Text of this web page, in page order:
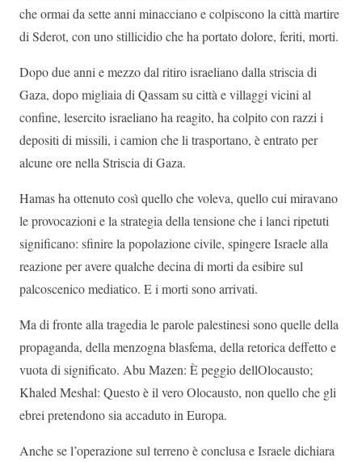
che ormai da sette anni minacciano e colpiscono la città martire
di Sderot, con uno stillicidio che ha portato dolore, feriti, morti.
Dopo due anni e mezzo dal ritiro israeliano dalla striscia di
Gaza, dopo migliaia di Qassam su città e villaggi vicini al
confine, lesercito israeliano ha reagito, ha colpito con razzi i
depositi di missili, i camion che li trasportano, è entrato per
alcune ore nella Striscia di Gaza.
Hamas ha ottenuto così quello che voleva, quello cui miravano
le provocazioni e la strategia della tensione che i lanci ripetuti
significano: sfinire la popolazione civile, spingere Israele alla
reazione per avere qualche decina di morti da esibire sul
palcoscenico mediatico. E i morti sono arrivati.
Ma di fronte alla tragedia le parole palestinesi sono quelle della
propaganda, della menzogna blasfema, della retorica deffetto e
vuota di significato. Abu Mazen: È peggio dellOlocausto;
Khaled Meshal: Questo è il vero Olocausto, non quello che gli
ebrei pretendono sia accaduto in Europa.
Anche se l’operazione sul terreno è conclusa e Israele dichiara